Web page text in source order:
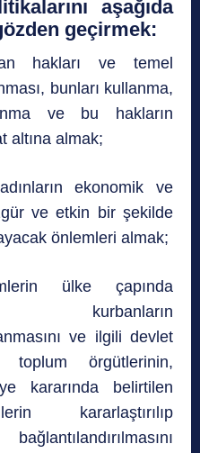
aşağıda
geçirmek:
hakları ve temel
bunları kullanma,
ve bu hakların
altına almak;
ekonomik ve
ve etkin bir şekilde
önlemleri almak;
ülke çapında
kurbanların
ve ilgili devlet
toplum örgütlerinin,
kararında belirtilen
kararlaştırılıp